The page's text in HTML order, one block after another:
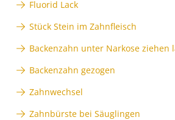
Fluorid Lack
Stück Stein im Zahnfleisch
Backenzahn unter Narkose ziehen
Backenzahn gezogen
Zahnwechsel
Zahnbürste bei Säuglingen